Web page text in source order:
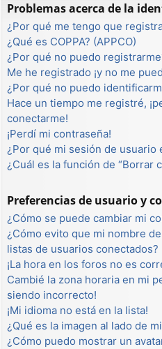
Problemas acerca de la
¿Por qué me tengo que
¿Qué es COPPA? (APPCO)
¿Por qué no puedo
Me he registrado ¡y no me
¿Por qué no puedo
Hace un tiempo me registré,
conectarme!
¡Perdí mi contraseña!
¿Por qué mi sesión de usuario
¿Cuál es la función de “Borrar
Preferencias de usuario y
¿Cómo se puede cambiar mi
¿Cómo evito que mi nombre
listas de usuarios conectados?
¡La hora en los foros no es
Cambié la zona horaria en mi
siendo incorrecto!
¡Mi idioma no está en la lista!
¿Qué es la imagen al lado de
¿Cómo puedo mostrar un